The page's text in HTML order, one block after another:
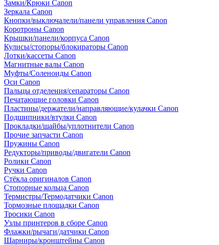
Замки/Крюки Canon
Зеркала Canon
Кнопки/выключалели/панели управления Canon
Коротроны Canon
Крышки/панели/корпуса Canon
Кулисы/стопоры/блокираторы Canon
Лотки/кассеты Canon
Магнитные валы Canon
Муфты/Соленоиды Canon
Оси Canon
Пальцы отделения/сепараторы Canon
Печатающие головки Canon
Пластины/держатели/направляющие/кулачки Canon
Подшипники/втулки Canon
Прокладки/шайбы/уплотнители Canon
Прочие запчасти Canon
Пружины Canon
Редукторы/приводы/двигатели Canon
Ролики Canon
Ручки Canon
Стёкла оригиналов Canon
Стопорные кольца Canon
Термистры/Термодатчики Canon
Тормозные площадки Canon
Тросики Canon
Узлы принтеров в сборе Canon
Флажки/рычаги/датчики Canon
Шарниры/кронштейны Canon